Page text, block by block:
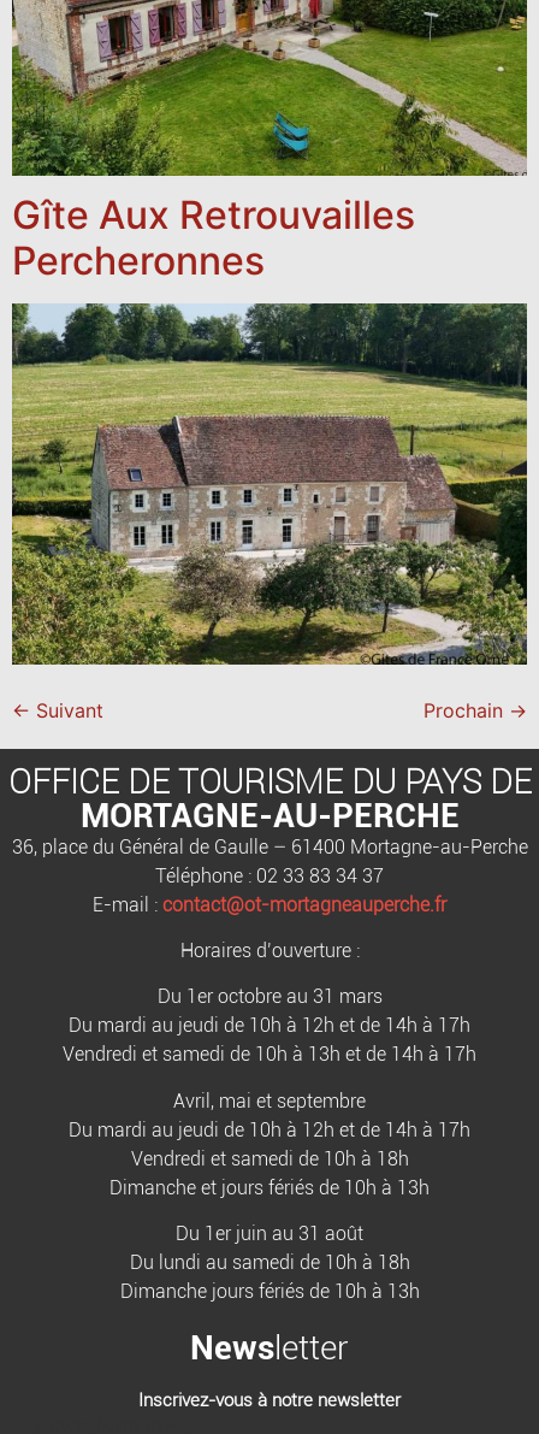
Gîte Aux Retrouvailles
Percheronnes
← Suivant Prochain →
OFFICE DE TOURISME DU PAYS DE
MORTAGNE-AU-PERCHE
36, place du Général de Gaulle – 61400 Mortagne-au-Perche
Téléphone : 02 33 83 34 37
E-mail : contact@ot-mortagneauperche.fr
Horaires d’ouverture :
Du 1er octobre au 31 mars
Du mardi au jeudi de 10h à 12h et de 14h à 17h
Vendredi et samedi de 10h à 13h et de 14h à 17h
Avril, mai et septembre
Du mardi au jeudi de 10h à 12h et de 14h à 17h
Vendredi et samedi de 10h à 18h
Dimanche et jours fériés de 10h à 13h
Du 1er juin au 31 août
Du lundi au samedi de 10h à 18h
Dimanche jours fériés de 10h à 13h
News letter
Inscrivez-vous à notre newsletter